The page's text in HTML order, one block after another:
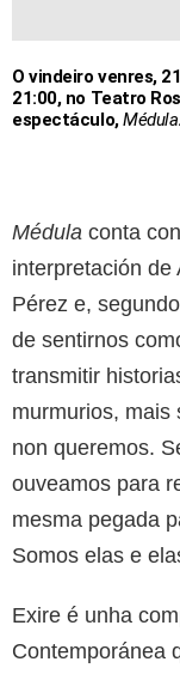
O vindeiro venres,
21:00, no Teatro
espectáculo,Médula.
Médula conta
interpretación de
Pérez e,
de sentirnos
transmitir
murmurios, mais
non queremos.
ouveamos para
mesma pegada
Somos elas e
Exire é unha
Contemporánea